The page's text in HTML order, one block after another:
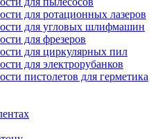
для ротационных лазеров
для угловых шлифмашин
для фрезеров
для циркулярных пил
для электрорубанков
пистолетов для герметика